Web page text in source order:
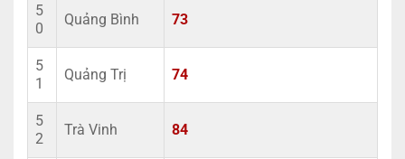
5
0
Quảng Bình 73
5
1
Quảng Trị 74
5
2
Trà Vinh 84